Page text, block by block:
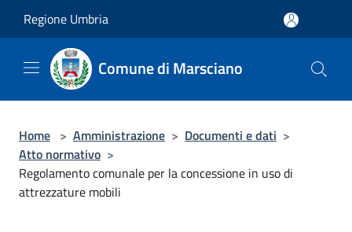
Regione Umbria
Comune di Marsciano
Home > Amministrazione > Documenti e dati >
Atto normativo >
Regolamento comunale per la concessione in uso di
attrezzature mobili